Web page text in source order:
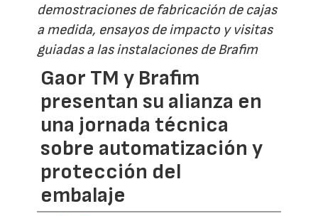
demostraciones de fabricación de cajas
a medida, ensayos de impacto y visitas
guiadas a las instalaciones de Brafim
Gaor TM y Brafim
presentan su alianza en
una jornada técnica
sobre automatización y
protección del
embalaje